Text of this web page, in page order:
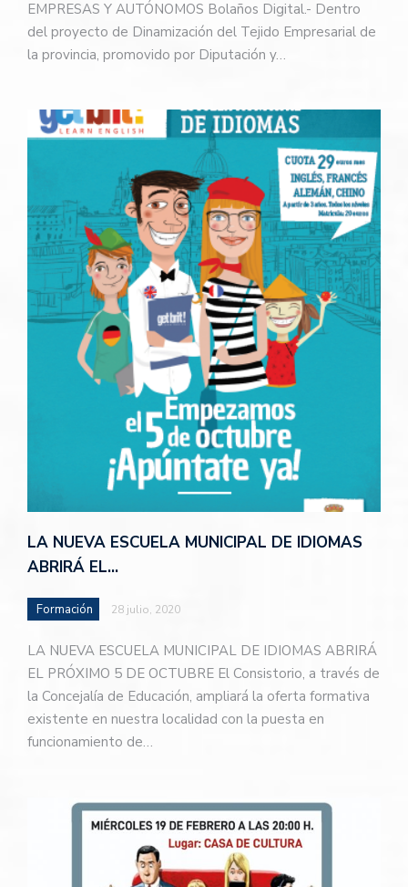
EMPRESAS Y AUTÓNOMOS Bolaños Digital.- Dentro
del proyecto de Dinamización del Tejido Empresarial de
la provincia, promovido por Diputación y…
LA NUEVA ESCUELA MUNICIPAL DE IDIOMAS
ABRIRÁ EL…
Formación 28 julio, 2020
LA NUEVA ESCUELA MUNICIPAL DE IDIOMAS ABRIRÁ
EL PRÓXIMO 5 DE OCTUBRE El Consistorio, a través de
la Concejalía de Educación, ampliará la oferta formativa
existente en nuestra localidad con la puesta en
funcionamiento de…